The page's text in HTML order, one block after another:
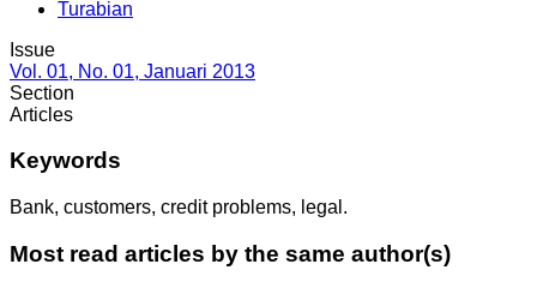
Turabian
Issue
Vol. 01, No. 01, Januari 2013
Section
Articles
Keywords
Bank, customers, credit problems, legal.
Most read articles by the same author(s)